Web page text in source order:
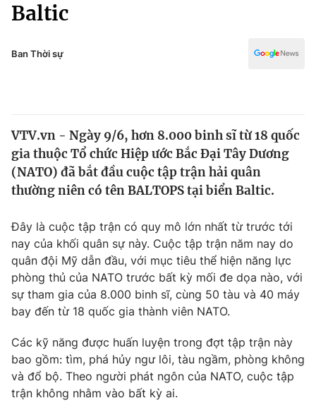
Xã hội
Pháp luật
Thế giới
Tin tức
Thế giới đó đây
Câu chuyện quốc tế
Kinh tế
Thị trường
Góc doanh nghiệp
Dữ liệu và đời sống
Truyền hình
Phim VTV
Hậu trường
Nhân vật
Khán giả
Giải trí
Âm nhạc
Sao
Đời sống
Du lịch
Làm đẹp
Giáo dục
Văn hóa - Giải trí
Công nghệ
Baltic
Ban Thời sự
VTV.vn - Ngày 9/6, hơn 8.000 binh sĩ từ 18 quốc
gia thuộc Tổ chức Hiệp ước Bắc Đại Tây Dương
(NATO) đã bắt đầu cuộc tập trận hải quân
thường niên có tên BALTOPS tại biển Baltic.
Đây là cuộc tập trận có quy mô lớn nhất từ trước tới
nay của khối quân sự này. Cuộc tập trận năm nay do
quân đội Mỹ dẫn đầu, với mục tiêu thể hiện năng lực
phòng thủ của NATO trước bất kỳ mối đe dọa nào, với
sự tham gia của 8.000 binh sĩ, cùng 50 tàu và 40 máy
bay đến từ 18 quốc gia thành viên NATO.
Các kỹ năng được huấn luyện trong đợt tập trận này
bao gồm: tìm, phá hủy ngư lôi, tàu ngầm, phòng không
và đổ bộ. Theo người phát ngôn của NATO, cuộc tập
trận không nhằm vào bất kỳ ai.